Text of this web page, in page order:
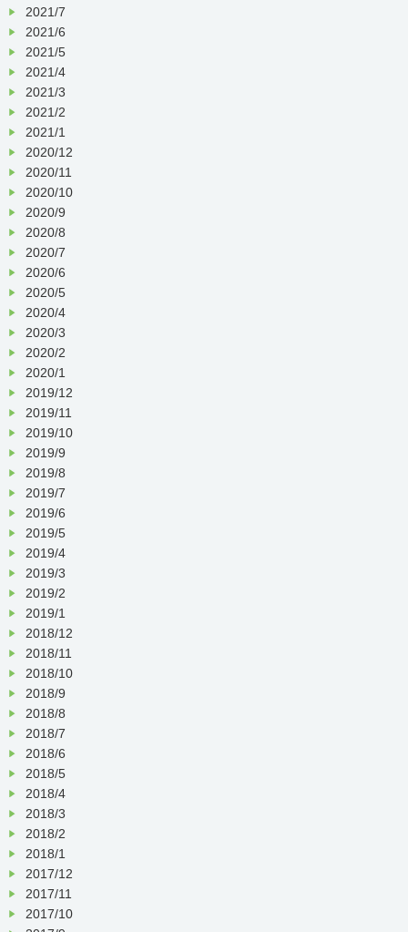
2021/7
2021/6
2021/5
2021/4
2021/3
2021/2
2021/1
2020/12
2020/11
2020/10
2020/9
2020/8
2020/7
2020/6
2020/5
2020/4
2020/3
2020/2
2020/1
2019/12
2019/11
2019/10
2019/9
2019/8
2019/7
2019/6
2019/5
2019/4
2019/3
2019/2
2019/1
2018/12
2018/11
2018/10
2018/9
2018/8
2018/7
2018/6
2018/5
2018/4
2018/3
2018/2
2018/1
2017/12
2017/11
2017/10